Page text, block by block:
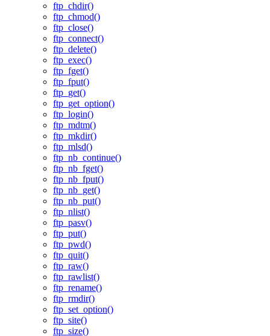
ftp_chdir()
ftp_chmod()
ftp_close()
ftp_connect()
ftp_delete()
ftp_exec()
ftp_fget()
ftp_fput()
ftp_get()
ftp_get_option()
ftp_login()
ftp_mdtm()
ftp_mkdir()
ftp_mlsd()
ftp_nb_continue()
ftp_nb_fget()
ftp_nb_fput()
ftp_nb_get()
ftp_nb_put()
ftp_nlist()
ftp_pasv()
ftp_put()
ftp_pwd()
ftp_quit()
ftp_raw()
ftp_rawlist()
ftp_rename()
ftp_rmdir()
ftp_set_option()
ftp_site()
ftp_size()